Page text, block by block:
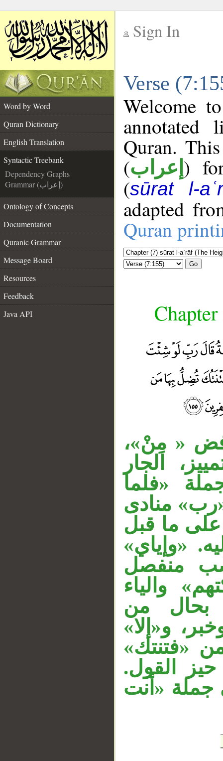
Sign In
Verse
Word by Word
Quran Dictionary
English Translation
Syntactic Treebank
Dependency Graphs
Grammar (إعراب)
Ontology of Concepts
Documentation
Quranic Grammar
Message Board
Resources
Feedback
Java API
Welcome
annotated
Quran.
(إعراب )
(sūrat l-
adapted
Quran
Go
« مِنْ»،
الجار
«فلما
منادى
ما قبل
«وإياي»
منفصل
والياء
بحال من
و«إلا»
«فتنتك»
القول.
جملة «أنت